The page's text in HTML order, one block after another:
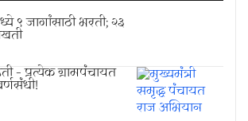
९ जागांसाठी भरती; २३
– प्रत्येक ग्रामपंचायत